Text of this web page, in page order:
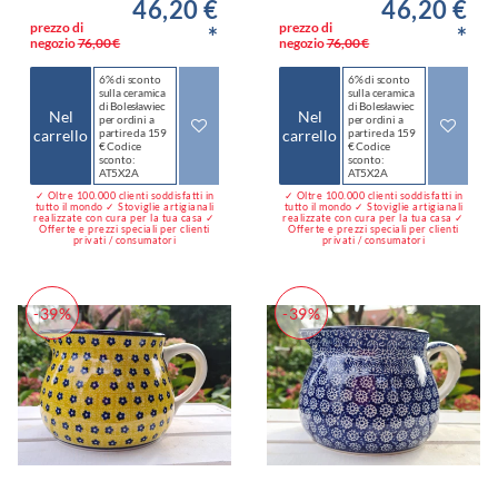
prezzo di
negozio76,00 €
46,20 €
*
Nel
carrello
6% di sconto
sulla ceramica
di Bolesławiec
per ordini a
partire da 159
€ Codice
sconto:
AT5X2A
✓ Oltre 100.000 clienti soddisfatti in
tutto il mondo ✓ Stoviglie artigianali
realizzate con cura per la tua casa ✓
Offerte e prezzi speciali per clienti
privati / consumatori
prezzo di
negozio76,00 €
46,20 €
*
Nel
carrello
6% di sconto
sulla ceramica
di Bolesławiec
per ordini a
partire da 159
€ Codice
sconto:
AT5X2A
✓ Oltre 100.000 clienti soddisfatti in
tutto il mondo ✓ Stoviglie artigianali
realizzate con cura per la tua casa ✓
Offerte e prezzi speciali per clienti
privati / consumatori
-39% -39%